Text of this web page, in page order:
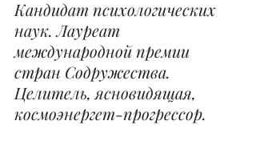
Кандидат психологических
наук. Лауреат
международной премии
стран Содружества.
Целитель, ясновидящая,
космоэнергет-прогрессор.